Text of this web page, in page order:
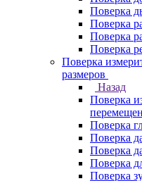
Поверка
Поверка
Поверка
Поверка
Поверка
размеров
Назад
Поверка
Поверка
Поверка
Поверка
Поверка
Поверка